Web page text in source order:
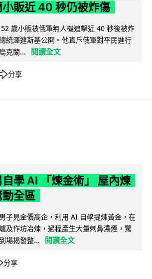
販近 40 秒仍被炸傷
歲小販被俄軍無人機追擊近 40 秒後被炸
統澤連斯基公開。他直斥俄軍對平民進行
克蘭...
閱讀全文
分享
學 AI 「煉金術」 屋內煉
全區
子見金價高企，利用 AI 自學提煉黃金，在
及作坊冶煉，過程產生大量刺鼻濃煙，驚
場揭發整...
閱讀全文
分享